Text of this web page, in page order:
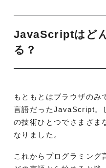
JavaScriptはど
る？
もともとはブラウザのみ
言語だったJavaScript。
の技術ひとつでさまざま
なりました。
これからプログラミング